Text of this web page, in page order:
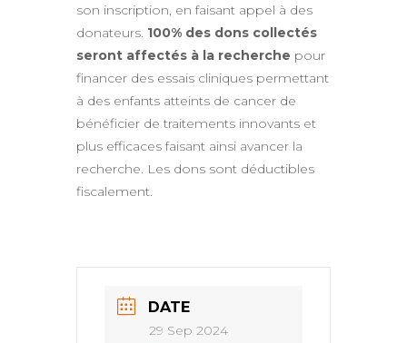
son inscription, en faisant appel à des
donateurs. 100% des dons collectés
seront affectés à la recherche pour
financer des essais cliniques permettant
à des enfants atteints de cancer de
bénéficier de traitements innovants et
plus efficaces faisant ainsi avancer la
recherche. Les dons sont déductibles
fiscalement.
DATE
29 Sep 2024